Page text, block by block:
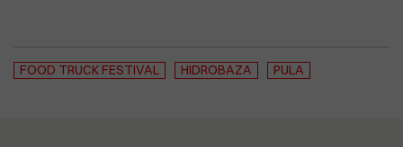
FOOD TRUCK FESTIVAL HIDROBAZA PULA